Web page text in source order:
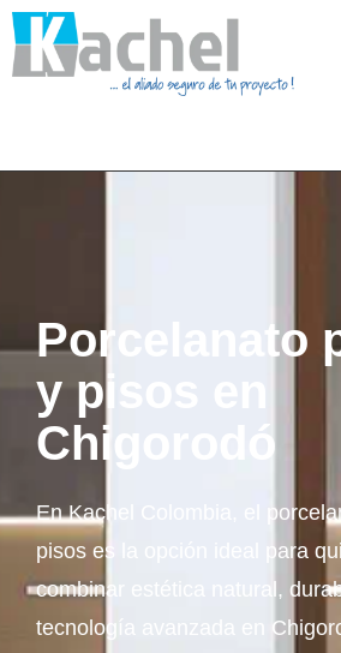
Porcelanato
y pisos en
Chigorodó
En Kachel Colombia, el
pisos es la opción ideal para
combinar estética natural,
tecnología avanzada en